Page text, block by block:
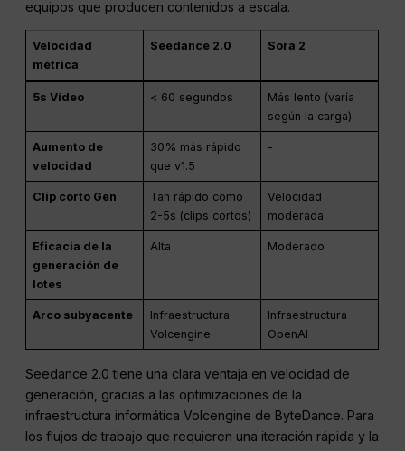
La velocidad de generación afecta directamente a la
eficacia del flujo de trabajo, que es crucial para los
equipos que producen contenidos a escala.
Velocidad
Seedance 2.0 Sora 2
5s Vídeo < 60 segundos
Aumento de
30% más rápido
que v1.5
-
Clip corto Gen
Tan rápido como
Velocidad
Eficacia de la
generación de
Volcengine
OpenAI
Seedance 2.0 tiene una clara ventaja en velocidad de
generación, gracias a las optimizaciones de la